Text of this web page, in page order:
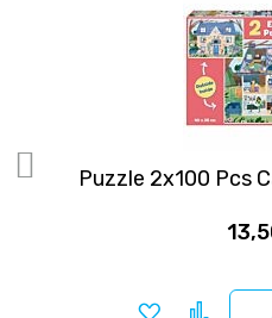
Puzzle 2x100 Pcs
Adicionar a